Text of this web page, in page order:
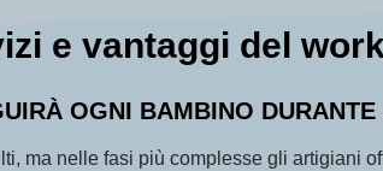
e vantaggi del
OGNI BAMBINO DURANTE
ma nelle fasi più complesse gli